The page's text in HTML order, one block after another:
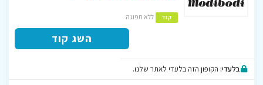
קוד ללא תפוגה
השג קוד
בלעדי: הקופון הזה בלעדי לאתר שלנו.